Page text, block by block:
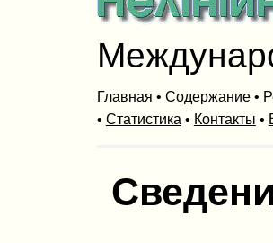
Главная • Содержание•
• Статистика • Контакты •